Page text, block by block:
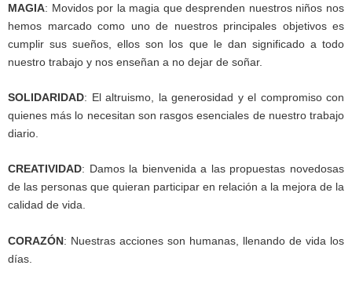
MAGIA: Movidos por la magia que desprenden nuestros niños nos
hemos marcado como uno de nuestros principales objetivos es
cumplir sus sueños, ellos son los que le dan significado a todo
nuestro trabajo y nos enseñan a no dejar de soñar.
SOLIDARIDAD: El altruismo, la generosidad y el compromiso con
quienes más lo necesitan son rasgos esenciales de nuestro trabajo
diario.
CREATIVIDAD: Damos la bienvenida a las propuestas novedosas
de las personas que quieran participar en relación a la mejora de la
calidad de vida.
CORAZÓN: Nuestras acciones son humanas, llenando de vida los
días.